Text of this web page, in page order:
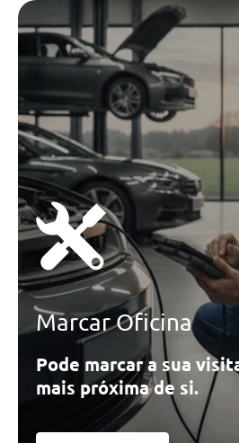
Marcar Oficina
Pode marcar a sua
mais próxima de si.